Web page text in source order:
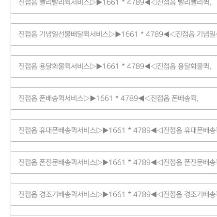
진접읍 빨리빨리퀵서비스▷▶1661 * 4789◀◁진접읍 빨리빨리퀵,
진접읍 기념일선물배달퀵서비스▷▶1661 * 4789◀◁진접읍 기념일
진접읍 용달화물퀵서비스▷▶1661 * 4789◀◁진접읍 용달화물퀵,
진접읍 폰배송퀵서비스▷▶1661 * 4789◀◁진접읍 폰배송퀵,
진접읍 휴대폰배송퀵서비스▷▶1661 * 4789◀◁진접읍 휴대폰배송
진접읍 폰전문배송퀵서비스▷▶1661 * 4789◀◁진접읍 폰전문배송
진접읍 경조기배송퀵서비스▷▶1661 * 4789◀◁진접읍 경조기배송